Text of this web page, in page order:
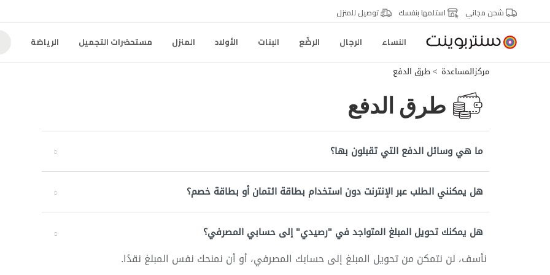
شحن مجاني استلمها بنفسك توصيل للمنزل
النساء الرجال الرضّع البنات الأولاد المنزل مستحضرات التجميل الرياضة
مركزالمساعدة طرق الدفع
طرق الدفع
ما هي وسائل الدفع التي تقبلون بها؟
هل يمكنني الطلب عبر الإنترنت دون استخدام بطاقة ائتمان أو بطاقة خصم؟
هل يمكنك تحويل المبلغ المتواجد في "رصيدي" إلى حسابي المصرفي؟
نأسف، لن نتمكن من تحويل المبلغ إلى حسابك المصرفي، أو أن نمنحك نفس المبلغ نقدًا.